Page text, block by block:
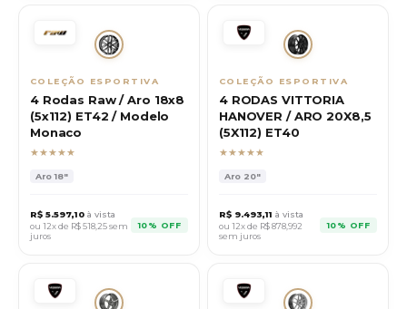
COLEÇÃO ESPORTIVA
4 Rodas Raw / Aro 18x8
(5x112) ET42 / Modelo
Monaco
★★★★★
Aro18"
R$ 5.597,10 à vista
ou 12x de R$518,25sem
juros
10% OFF
COLEÇÃO ESPORTIVA
4 RODAS VITTORIA
HANOVER / ARO 20X8,5
(5X112) ET40
★★★★★
Aro 20"
R$ 9.493,11 à vista
ou 12x de R$878,992
sem juros
10% OFF